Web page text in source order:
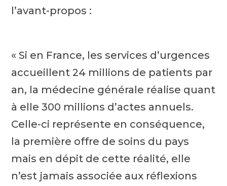
l’avant-propos :
« Si en France, les services d’urgences
accueillent 24 millions de patients par
an, la médecine générale réalise quant
à elle 300 millions d’actes annuels.
Celle-ci représente en conséquence,
la première offre de soins du pays
mais en dépit de cette réalité, elle
n’est jamais associée aux réflexions